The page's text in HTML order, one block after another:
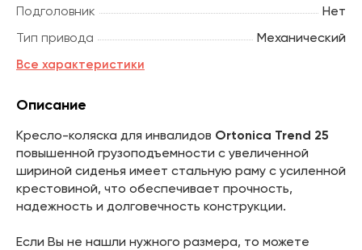
Подголовник
Нет
Тип привода
Механический
Все характеристики
Описание
Кресло-коляска для инвалидов Ortonica Trend 25
повышенной грузоподъемности с увеличенной
шириной сиденья имеет стальную раму с усиленной
крестовиной, что обеспечивает прочность,
надежность и долговечность конструкции.
Если Вы не нашли нужного размера, то можете